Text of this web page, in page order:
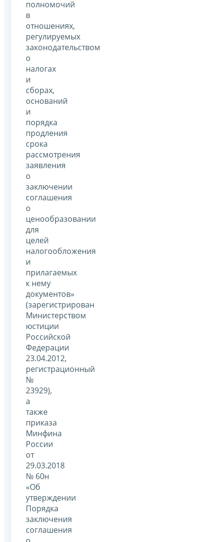
полномочий
в
отношениях,
регулируемых
законодательством
о
налогах
и
сборах,
оснований
и
порядка
продления
срока
рассмотрения
заявления
о
заключении
соглашения
о
ценообразовании
для
целей
налогообложения
и
прилагаемых
к нему
документов»
(зарегистрирован
Министерством
юстиции
Российской
Федерации
23.04.2012,
регистрационный
№
23929),
а
также
приказа
Минфина
России
от
29.03.2018
№ 60н
«Об
утверждении
Порядка
заключения
соглашения